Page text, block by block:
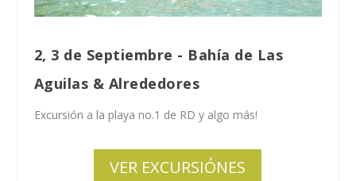
2, 3 de Septiembre - Bahía de Las
Aguilas & Alrededores
Excursión a la playa no.1 de RD y algo más!
VER EXCURSIÓNES